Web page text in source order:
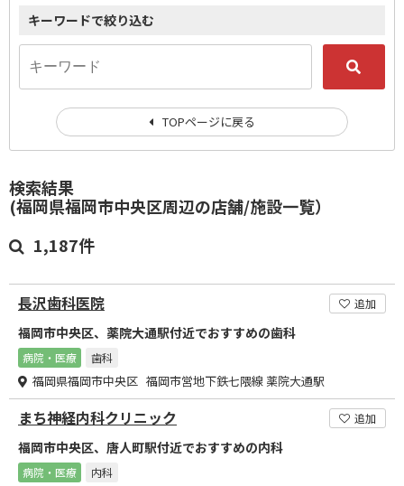
検索結果
(福岡県福岡市中央区周辺の店舗/施設一覧）
1,187件
長沢歯科医院 追加
福岡市中央区、薬院大通駅付近でおすすめの歯科
病院・医療 歯科
福岡県福岡市中央区 福岡市営地下鉄七隈線 薬院大通駅
まち神経内科クリニック 追加
福岡市中央区、唐人町駅付近でおすすめの内科
病院・医療 内科
キーワードで絞り込む
TOPページに戻る